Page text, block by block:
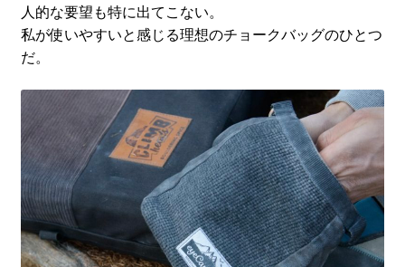
人的な要望も特に出てこない。
私が使いやすいと感じる理想のチョークバッグのひとつ
だ。